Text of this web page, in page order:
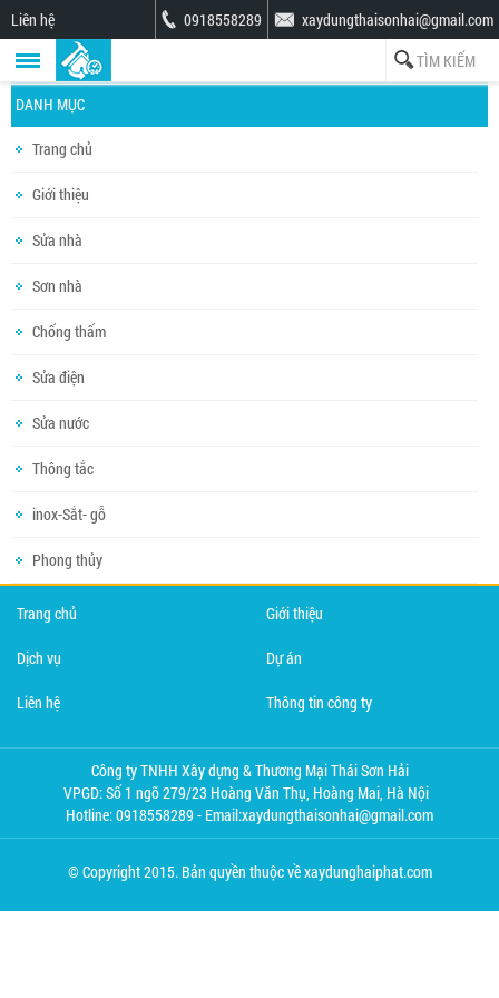
Liên hệ xaydungthaisonhai@gmail.com
0918558289
DANH MỤC
Trang chủ
Giới thiệu
Sửa nhà
Sơn nhà
Chống thấm
Sửa điện
Sửa nước
Thông tắc
inox-Sắt- gỗ
Phong thủy
Trang chủ Giới thiệu
Dịch vụ Dự án
Liên hệ Thông tin công ty
Công ty TNHH Xây dựng & Thương Mại Thái Sơn Hải
VPGD: Số 1 ngõ 279/23 Hoàng Văn Thụ, Hoàng Mai, Hà Nội
Hotline: 0918558289 - Email:xaydungthaisonhai@gmail.com
© Copyright 2015. Bản quyền thuộc về xaydunghaiphat.com